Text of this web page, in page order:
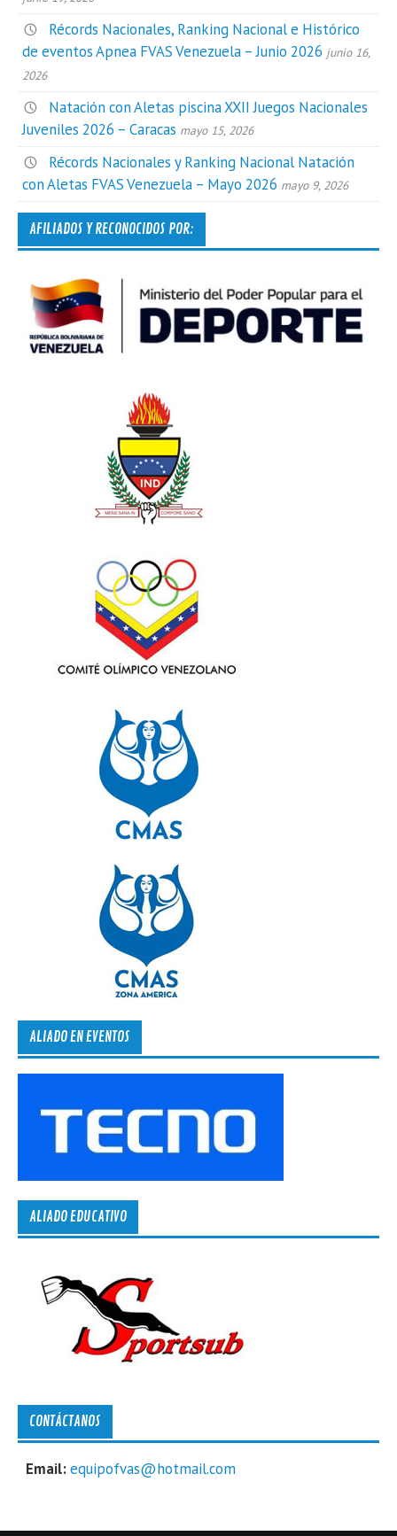
Récords Nacionales, Ranking Nacional e Histórico
de eventos Apnea FVAS Venezuela – Junio 2026 junio 16,
2026
Natación con Aletas piscina XXII Juegos Nacionales
Juveniles 2026 – Caracas mayo 15, 2026
Récords Nacionales y Ranking Nacional Natación
con Aletas FVAS Venezuela – Mayo 2026 mayo 9, 2026
AFILIADOS Y RECONOCIDOS POR:
ALIADO EN EVENTOS
ALIADO EDUCATIVO
CONTÁCTANOS
Email:equipofvas@hotmail.com